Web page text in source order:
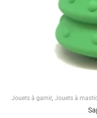
Jouets à garnir, Jouets à